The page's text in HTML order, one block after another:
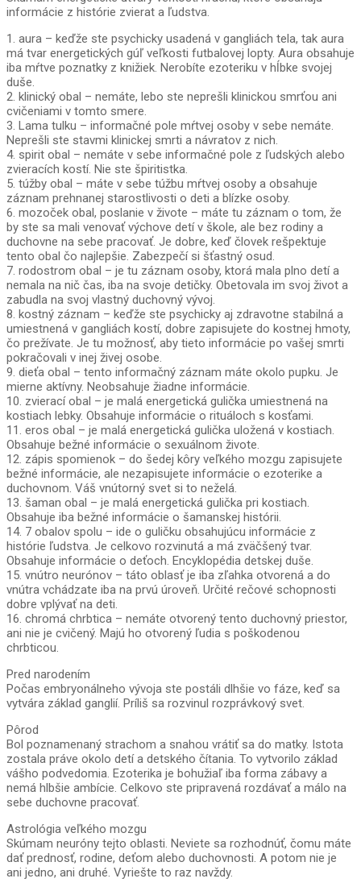
informácie z histórie zvierat a ľudstva.
1. aura – keďže ste psychicky usadená v gangliách tela, tak aura
má tvar energetických gúľ veľkosti futbalovej lopty. Aura obsahuje
iba mŕtve poznatky z knižiek. Nerobíte ezoteriku v hĺbke svojej
duše.
2. klinický obal – nemáte, lebo ste neprešli klinickou smrťou ani
cvičeniami v tomto smere.
3. Lama tulku – informačné pole mŕtvej osoby v sebe nemáte.
Neprešli ste stavmi klinickej smrti a návratov z nich.
4. spirit obal – nemáte v sebe informačné pole z ľudských alebo
zvieracích kostí. Nie ste špiritistka.
5. túžby obal – máte v sebe túžbu mŕtvej osoby a obsahuje
záznam prehnanej starostlivosti o deti a blízke osoby.
6. mozoček obal, poslanie v živote – máte tu záznam o tom, že
by ste sa mali venovať výchove detí v škole, ale bez rodiny a
duchovne na sebe pracovať. Je dobre, keď človek rešpektuje
tento obal čo najlepšie. Zabezpečí si šťastný osud.
7. rodostrom obal – je tu záznam osoby, ktorá mala plno detí a
nemala na nič čas, iba na svoje detičky. Obetovala im svoj život a
zabudla na svoj vlastný duchovný vývoj.
8. kostný záznam – keďže ste psychicky aj zdravotne stabilná a
umiestnená v gangliách kostí, dobre zapisujete do kostnej hmoty,
čo prežívate. Je tu možnosť, aby tieto informácie po vašej smrti
pokračovali v inej živej osobe.
9. dieťa obal – tento informačný záznam máte okolo pupku. Je
mierne aktívny. Neobsahuje žiadne informácie.
10. zvierací obal – je malá energetická gulička umiestnená na
kostiach lebky. Obsahuje informácie o rituáloch s kosťami.
11. eros obal – je malá energetická gulička uložená v kostiach.
Obsahuje bežné informácie o sexuálnom živote.
12. zápis spomienok – do šedej kôry veľkého mozgu zapisujete
bežné informácie, ale nezapisujete informácie o ezoterike a
duchovnom. Váš vnútorný svet si to neželá.
13. šaman obal – je malá energetická gulička pri kostiach.
Obsahuje iba bežné informácie o šamanskej histórii.
14. 7 obalov spolu – ide o guličku obsahujúcu informácie z
histórie ľudstva. Je celkovo rozvinutá a má zväčšený tvar.
Obsahuje informácie o deťoch. Encyklopédia detskej duše.
15. vnútro neurónov – táto oblasť je iba zľahka otvorená a do
vnútra vchádzate iba na prvú úroveň. Určité rečové schopnosti
dobre vplývať na deti.
16. chromá chrbtica – nemáte otvorený tento duchovný priestor,
ani nie je cvičený. Majú ho otvorený ľudia s poškodenou
chrbticou.
Pred narodením
Počas embryonálneho vývoja ste postáli dlhšie vo fáze, keď sa
vytvára základ ganglií. Príliš sa rozvinul rozprávkový svet.
Pôrod
Bol poznamenaný strachom a snahou vrátiť sa do matky. Istota
zostala práve okolo detí a detského čítania. To vytvorilo základ
vášho podvedomia. Ezoterika je bohužiaľ iba forma zábavy a
nemá hlbšie ambície. Celkovo ste pripravená rozdávať a málo na
sebe duchovne pracovať.
Astrológia veľkého mozgu
Skúmam neuróny tejto oblasti. Neviete sa rozhodnúť, čomu máte
dať prednosť, rodine, deťom alebo duchovnosti. A potom nie je
ani jedno, ani druhé. Vyriešte to raz navždy.